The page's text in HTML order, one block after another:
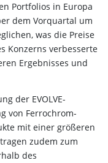
Portfolios in Europa
dem Vorquartal um
was die Preise
Konzerns verbesserte
Ergebnisses und
der EVOLVE-
von Ferrochrom-
mit einer größeren
zudem zum
des